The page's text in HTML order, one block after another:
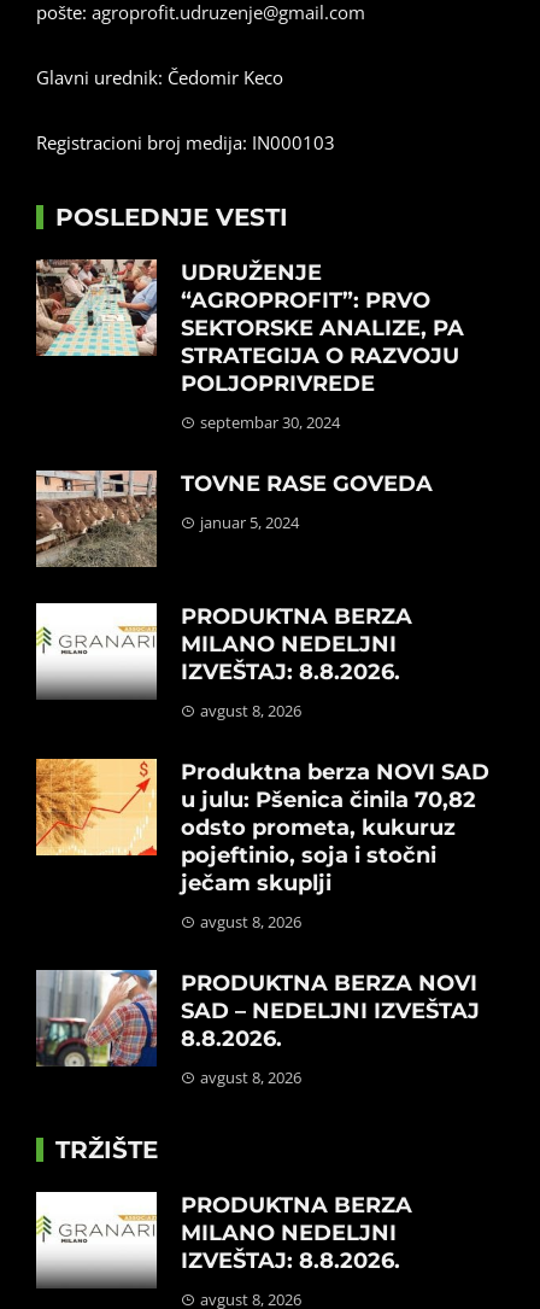
pošte: agroprofit.udruzenje@gmail.com
Glavni urednik: Čedomir Keco
Registracioni broj medija: IN000103
POSLEDNJE VESTI
UDRUŽENJE
“AGROPROFIT”: PRVO
SEKTORSKE ANALIZE, PA
STRATEGIJA O RAZVOJU
POLJOPRIVREDE
septembar 30, 2024
TOVNE RASE GOVEDA
januar 5, 2024
PRODUKTNA BERZA
MILANO NEDELJNI
IZVEŠTAJ: 8.8.2026.
avgust 8, 2026
Produktna berza NOVI SAD
u julu: Pšenica činila 70,82
odsto prometa, kukuruz
pojeftinio, soja i stočni
ječam skuplji
avgust 8, 2026
PRODUKTNA BERZA NOVI
SAD – NEDELJNI IZVEŠTAJ
8.8.2026.
avgust 8, 2026
TRŽIŠTE
PRODUKTNA BERZA
MILANO NEDELJNI
IZVEŠTAJ: 8.8.2026.
avgust 8, 2026